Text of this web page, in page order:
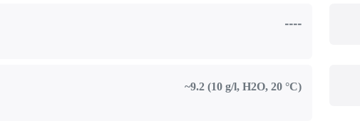
----
~9.2 (10 g/l, H2O, 20 °C)